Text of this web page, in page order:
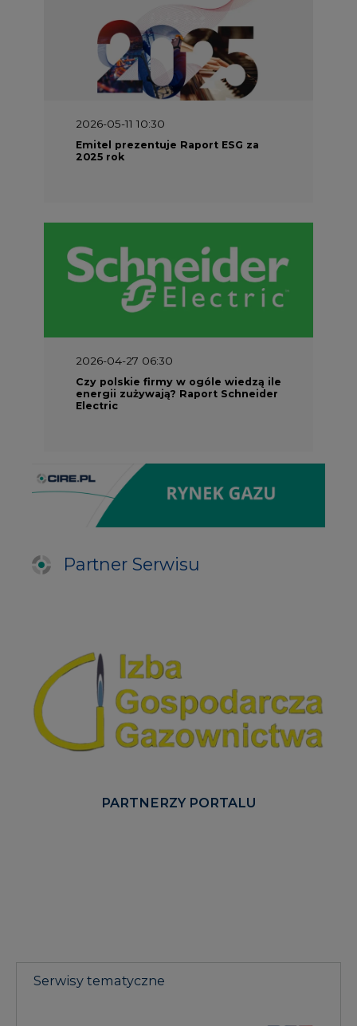
2026-05-11 10:30
Emitel prezentuje Raport ESG za
2025 rok
2026-04-27 06:30
Czy polskie firmy w ogóle wiedzą ile
energii zużywają? Raport Schneider
Electric
Partner Serwisu
PARTNERZY PORTALU
Serwisy tematyczne